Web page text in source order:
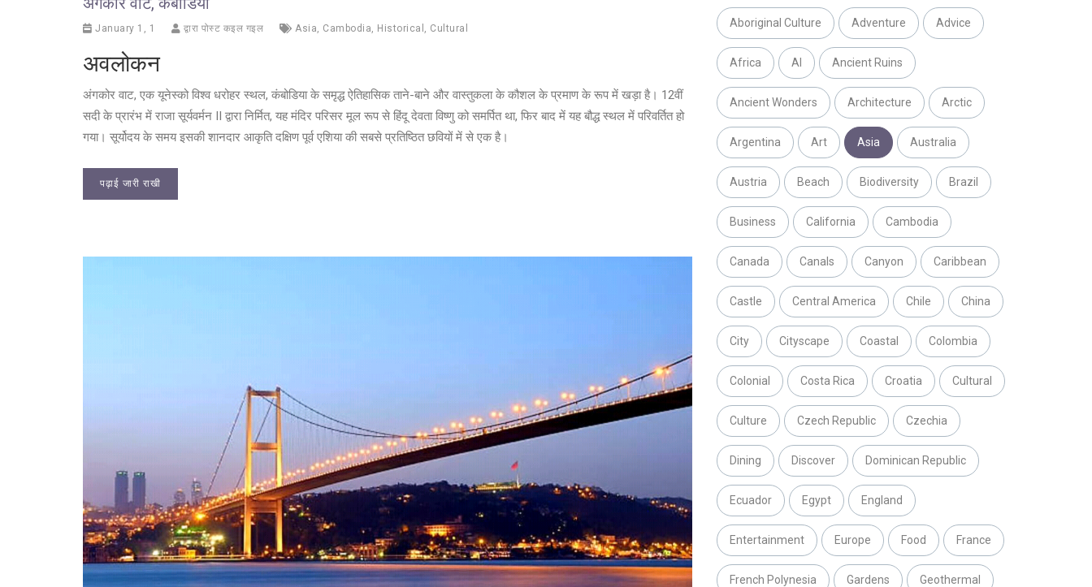
January 1, 1 द्वारा पोस्ट कइल गइल Asia, Cambodia, Historical , Cultural
अवलोकन
अंगकोर वाट, एक यूनेस्को विश्व धरोहर स्थल, कंबोडिया के समृद्ध ऐतिहासिक ताने-बाने और वास्तुकला के कौशल के प्रमाण के रूप में खड़ा है। 12वीं
सदी के प्रारंभ में राजा सूर्यवर्मन II द्वारा निर्मित, यह मंदिर परिसर मूल रूप से हिंदू देवता विष्णु को समर्पित था, फिर बाद में यह बौद्ध स्थल में परिवर्तित हो
गया। सूर्योदय के समय इसकी शानदार आकृति दक्षिण पूर्व एशिया की सबसे प्रतिष्ठित छवियों में से एक है।
पढ़ाई जारी राखी
Aboriginal Culture Adventure Advice
Africa AI Ancient Ruins
Ancient Wonders Architecture Arctic
Argentina Art Asia Australia
Austria Beach Biodiversity Brazil
Business California Cambodia
Canada Canals Canyon Caribbean
Castle Central America Chile China
City Cityscape Coastal Colombia
Colonial Costa Rica Croatia Cultural
Culture Czech Republic Czechia
Dining Discover Dominican Republic
Ecuador Egypt England
Entertainment Europe Food France
French Polynesia Gardens Geothermal